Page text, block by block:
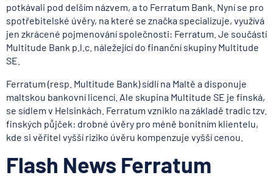
potkávali pod delším názvem, a to Ferratum Bank. Nyní se pro
spotřebitelské úvěry, na které se značka specializuje, využívá
jen zkrácené pojmenování společnosti: Ferratum. Je součástí
Multitude Bank p.l.c. náležející do finanční skupiny Multitude
SE.
Ferratum (resp. Multitude Bank) sídlí na Maltě a disponuje
maltskou bankovní licencí. Ale skupina Multitude SE je finská,
se sídlem v Helsinkách. Ferratum vzniklo na základě tradic tzv.
finských půjček: drobné úvěry pro méně bonitním klientelu,
kde si věřitel vyšší riziko úvěru kompenzuje vyšší cenou.
Flash News Ferratum